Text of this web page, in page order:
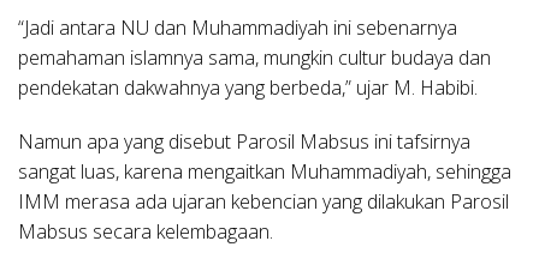
“Jadi antara NU dan Muhammadiyah ini sebenarnya
pemahaman islamnya sama, mungkin cultur budaya dan
pendekatan dakwahnya yang berbeda,” ujar M. Habibi.
Namun apa yang disebut Parosil Mabsus ini tafsirnya
sangat luas, karena mengaitkan Muhammadiyah, sehingga
IMM merasa ada ujaran kebencian yang dilakukan Parosil
Mabsus secara kelembagaan.